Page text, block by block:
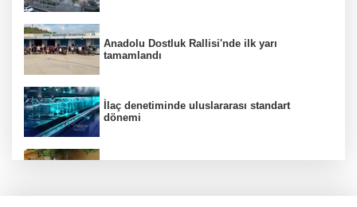
Anadolu Dostluk Rallisi'nde ilk yarı
tamamlandı
İlaç denetiminde uluslararası standart
dönemi